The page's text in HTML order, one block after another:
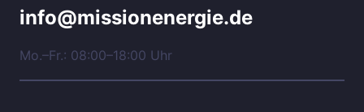
info@missionenergie.de
Mo.–Fr.: 08:00–18:00 Uhr